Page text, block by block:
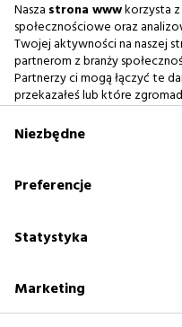
Zobacz również
Agencja Interaktywna
Baza Wiedzy
Polityka cookies
Nasza strona wwwkorzysta
społecznościowe oraz
Twojej aktywności na naszej
partnerom z branży
Partnerzy ci mogą łączyć te
przekazałeś lub które
na prawidłowe działanie
Niezbędne
Preferencje
Statystyka
Marketing